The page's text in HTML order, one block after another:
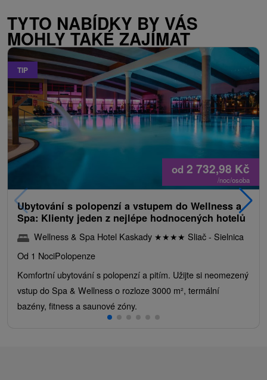
TYTO NABÍDKY BY VÁS
MOHLY TAKÉ ZAJÍMAT
TIP
od 2 732,98 Kč
/noc/osoba
Ubytování s polopenzí a vstupem do Wellness a
Spa: Klienty jeden z nejlépe hodnocených hotelů
Wellness & Spa Hotel Kaskady ★★★★ Sliač - Sielnica
Od 1 NociPolopenze
Komfortní ubytování s polopenzí a pitím. Užijte si neomezený
vstup do Spa & Wellness o rozloze 3000 m², termální
bazény, fitness a saunové zóny.